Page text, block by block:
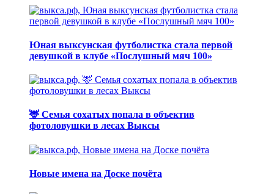
Юная выксунская футболистка стала первой
девушкой в клубе «Послушный мяч 100»
🦌 Семья сохатых попала в объектив
фотоловушки в лесах Выксы
Новые имена на Доске почёта